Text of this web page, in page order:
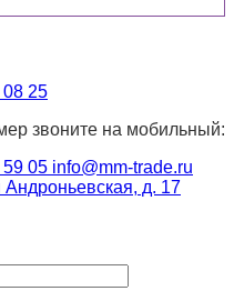
08 25
звоните на мобильный:
59 05 info@mm-trade.ru
д. 17